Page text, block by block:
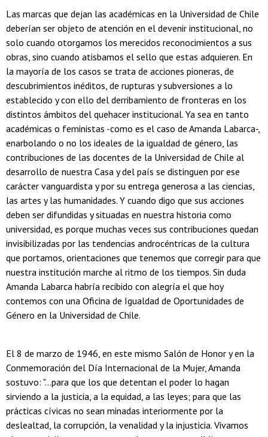
Las marcas que dejan las académicas en la Universidad de Chile
deberían ser objeto de atención en el devenir institucional, no
solo cuando otorgamos los merecidos reconocimientos a sus
obras, sino cuando atisbamos el sello que estas adquieren. En
la mayoría de los casos se trata de acciones pioneras, de
descubrimientos inéditos, de rupturas y subversiones a lo
establecido y con ello del derribamiento de fronteras en los
distintos ámbitos del quehacer institucional. Ya sea en tanto
académicas o feministas -como es el caso de Amanda Labarca-,
enarbolando o no los ideales de la igualdad de género, las
contribuciones de las docentes de la Universidad de Chile al
desarrollo de nuestra Casa y del país se distinguen por ese
carácter vanguardista y por su entrega generosa a las ciencias,
las artes y las humanidades. Y cuando digo que sus acciones
deben ser difundidas y situadas en nuestra historia como
universidad, es porque muchas veces sus contribuciones quedan
invisibilizadas por las tendencias androcéntricas de la cultura
que portamos, orientaciones que tenemos que corregir para que
nuestra institución marche al ritmo de los tiempos. Sin duda
Amanda Labarca habría recibido con alegría el que hoy
contemos con una Oficina de Igualdad de Oportunidades de
Género en la Universidad de Chile.
El 8 de marzo de 1946, en este mismo Salón de Honor y en la
Conmemoración del Día Internacional de la Mujer, Amanda
sostuvo: "...para que los que detentan el poder lo hagan
sirviendo a la justicia, a la equidad, a las leyes; para que las
prácticas cívicas no sean minadas interiormente por la
deslealtad, la corrupción, la venalidad y la injusticia. Vivamos